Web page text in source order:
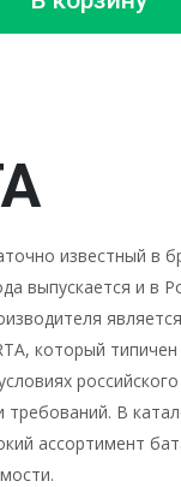
известный в
выпускается и в
который
требований. В
ассортимент